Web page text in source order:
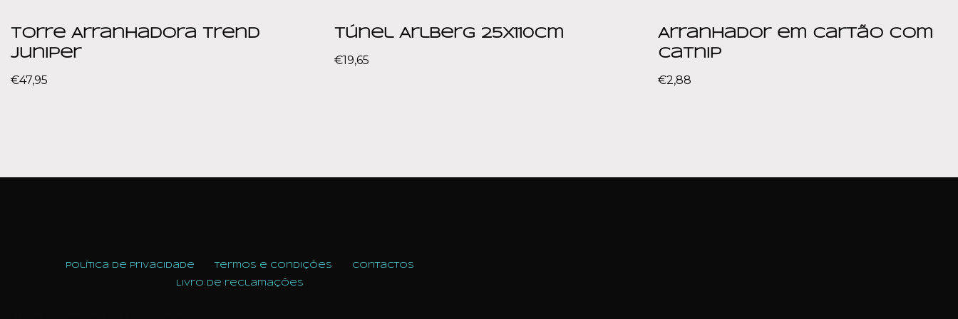
Torre Arranhadora Trend
Juniper
€47,95
Túnel Arlberg 25x110cm
€19,65
Arranhador em Cartão com
Catnip
€2,88
Política de Privacidade Termos e condições Contactos
Livro de reclamações